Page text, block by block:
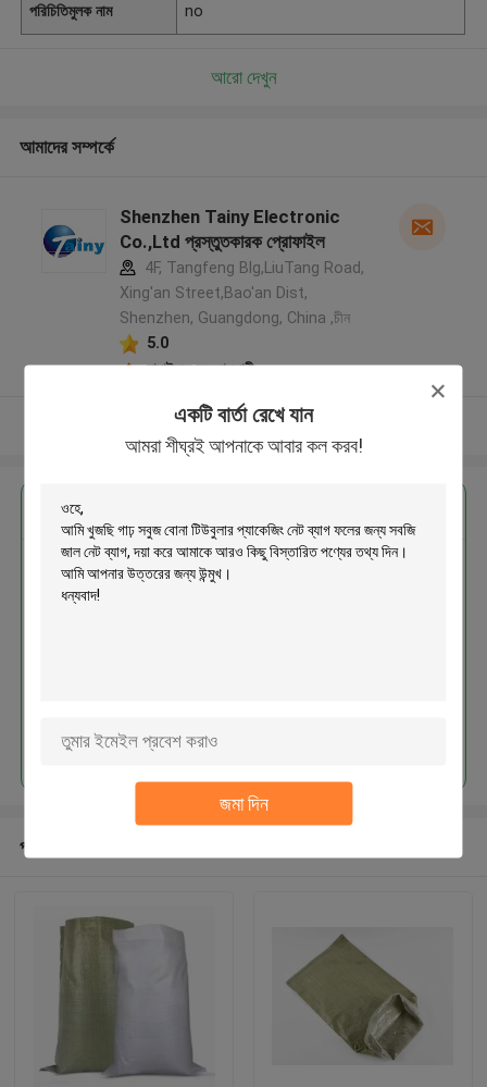
একটি বার্তা রেখে যান
আমরা শীঘ্রই আপনাকে আবার কল করব!
জমা দিন
পরিচিতিমুলক নাম no
আরো দেখুন
আমাদের সম্পর্কে
Shenzhen Tainy Electronic
Co.,Ltd প্রস্তুতকারক প্রোফাইল
4F, Tangfeng Blg,LiuTang Road,
Xing'an Street,Bao'an Dist,
Shenzhen, Guangdong, China ,চীন
5.0
যাচাইকৃত সরবরাহকারী
আরো দেখুন
গাঢ় সবুজ বোনা টিউবুলার প্যাকেজিং নেট ব্যাগ
চালিয়ে
প্রস্তাবিত পণ্য